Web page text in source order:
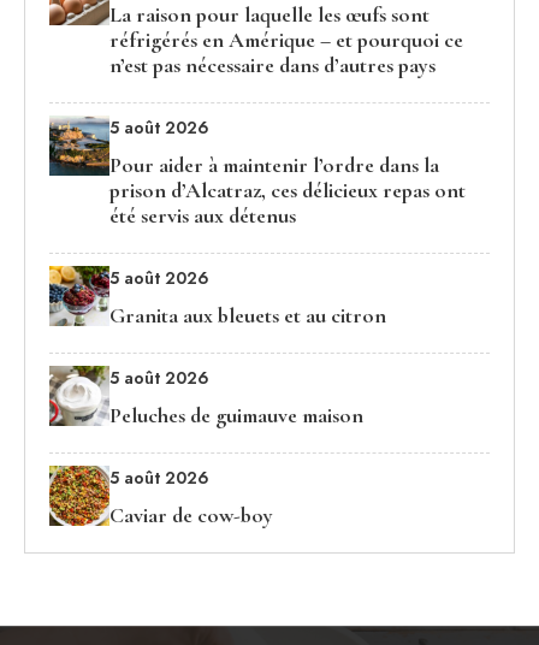
La raison pour laquelle les œufs sont
réfrigérés en Amérique – et pourquoi ce
n’est pas nécessaire dans d’autres pays
5 août 2026
Pour aider à maintenir l’ordre dans la
prison d’Alcatraz, ces délicieux repas ont
été servis aux détenus
5 août 2026
Granita aux bleuets et au citron
5 août 2026
Peluches de guimauve maison
5 août 2026
Caviar de cow-boy